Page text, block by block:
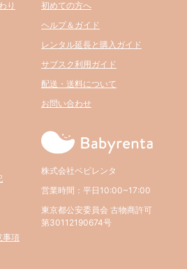
り
初めての方へ
ヘルプ＆ガイド
レンタル延長と購入ガイド
サブスク利用ガイド
配送・送料について
お問い合わせ
事項
株式会社ベビレンタ
営業時間：平日10:00~17:00
東京都公安委員会 古物商許可
第30112190674号